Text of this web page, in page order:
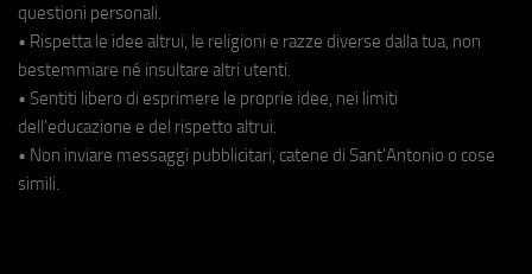
questioni personali.
• Rispetta le idee altrui, le religioni e razze diverse dalla tua, non
bestemmiare né insultare altri utenti.
• Sentiti libero di esprimere le proprie idee, nei limiti
dell'educazione e del rispetto altrui.
• Non inviare messaggi pubblicitari, catene di Sant'Antonio o cose
simili.